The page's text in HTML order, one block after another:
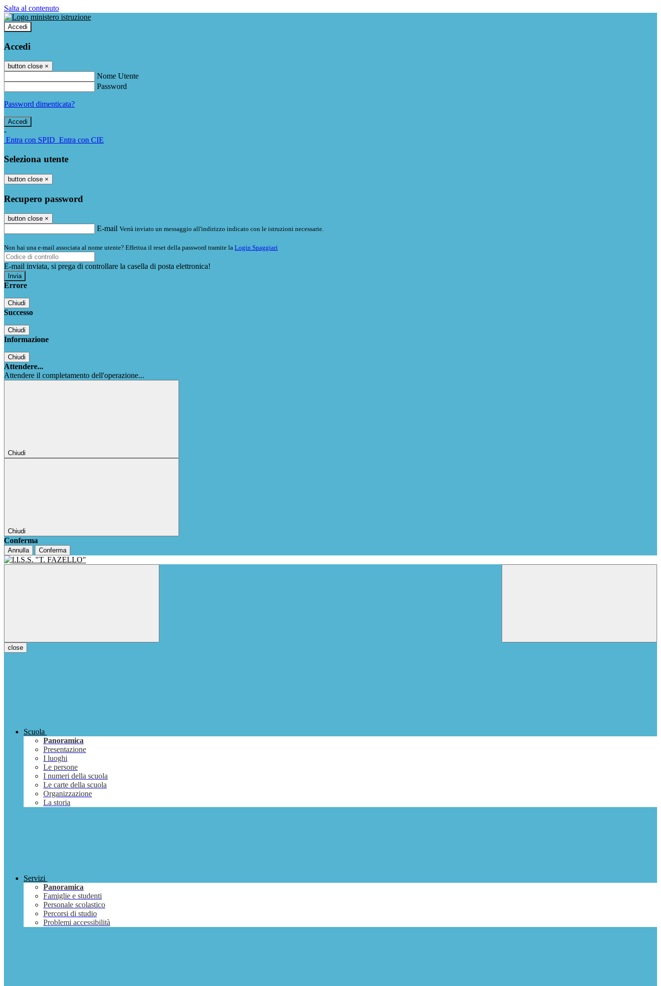
Salta al contenuto
Accedi
Accedi
button close ×
Nome Utente
Password
Password dimenticata?
-
Entra con SPID Entra con CIE
Seleziona utente
button close ×
Recupero password
button close ×
E-mail Verrà inviato un messaggio all'indirizzo indicato con le istruzioni necessarie.
Non hai una e-mail associata al nome utente? Effettua il reset della password tramite la Login Spaggiari
E-mail inviata, si prega di controllare la casella di posta elettronica!
Errore
Chiudi
Successo
Chiudi
Informazione
Chiudi
Attendere...
Attendere il completamento dell'operazione...
Chiudi
Chiudi
Conferma
Annulla Conferma
close
Scuola
Panoramica
Presentazione
I luoghi
Le persone
I numeri della scuola
Le carte della scuola
Organizzazione
La storia
Servizi
Panoramica
Famiglie e studenti
Personale scolastico
Percorsi di studio
Problemi accessibilità